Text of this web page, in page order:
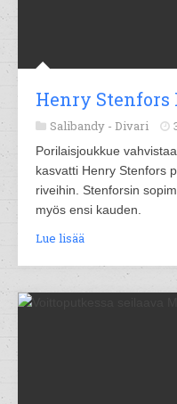
Henry Stenfors
Salibandy - Divari
Porilaisjoukkue
kasvatti Henry Stenfors
riveihin. Stenforsin
myös ensi kauden.
Lue lisää